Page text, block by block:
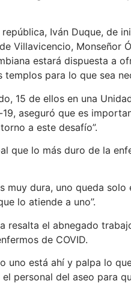
Iván Duque, de
Villavicencio, Monseñor
estará dispuesta a
para lo que sea
15 de ellos en una
aseguró que es
a este desafío”.
que lo más duro de la
muy dura, uno queda solo
lo atiende a uno’’.
resalta el abnegado
de COVID.
uno está ahí y palpa lo
personal del aseo para